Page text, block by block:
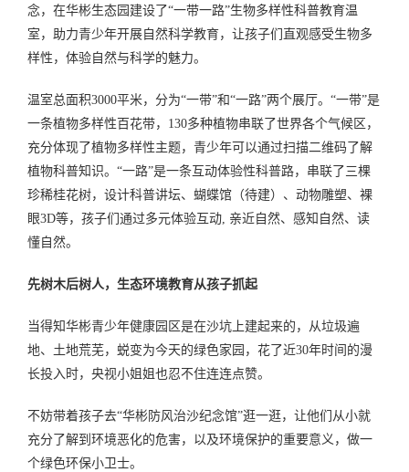
念，在华彬生态园建设了“一带一路”生物多样性科普教育温
室，助力青少年开展自然科学教育，让孩子们直观感受生物多
样性，体验自然与科学的魅力。
温室总面积3000平米，分为“一带”和“一路”两个展厅。“一带”是
一条植物多样性百花带，130多种植物串联了世界各个气候区，
充分体现了植物多样性主题，青少年可以通过扫描二维码了解
植物科普知识。“一路”是一条互动体验性科普路，串联了三棵
珍稀桂花树，设计科普讲坛、蝴蝶馆（待建）、动物雕塑、裸
眼3D等，孩子们通过多元体验互动, 亲近自然、感知自然、读
懂自然。
先树木后树人，生态环境教育从孩子抓起
当得知华彬青少年健康园区是在沙坑上建起来的，从垃圾遍
地、土地荒芜，蜕变为今天的绿色家园，花了近30年时间的漫
长投入时，央视小姐姐也忍不住连连点赞。
不妨带着孩子去“华彬防风治沙纪念馆”逛一逛，让他们从小就
充分了解到环境恶化的危害，以及环境保护的重要意义，做一
个绿色环保小卫士。